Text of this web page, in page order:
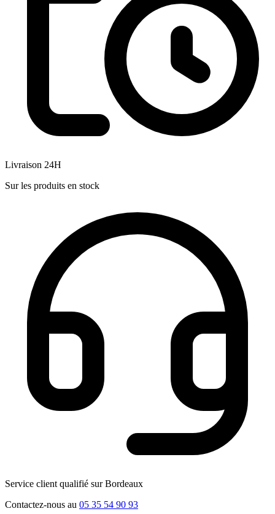
Livraison 24H
Sur les produits en stock
Service client qualifié sur Bordeaux
Contactez-nous au 05 35 54 90 93